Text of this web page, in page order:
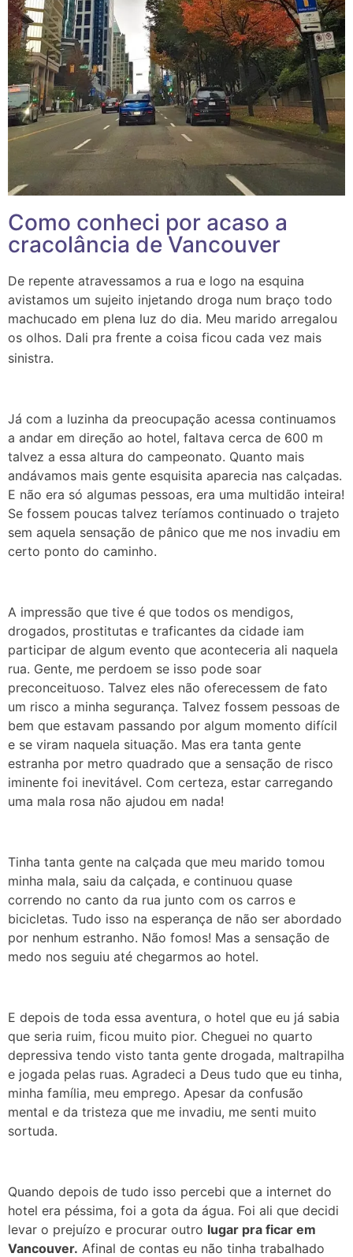
Como conheci por acaso a
cracolância de Vancouver
De repente atravessamos a rua e logo na esquina
avistamos um sujeito injetando droga num braço todo
machucado em plena luz do dia. Meu marido arregalou
os olhos. Dali pra frente a coisa ficou cada vez mais
sinistra.
Já com a luzinha da preocupação acessa continuamos
a andar em direção ao hotel, faltava cerca de 600 m
talvez a essa altura do campeonato. Quanto mais
andávamos mais gente esquisita aparecia nas calçadas.
E não era só algumas pessoas, era uma multidão inteira!
Se fossem poucas talvez teríamos continuado o trajeto
sem aquela sensação de pânico que me nos invadiu em
certo ponto do caminho.
A impressão que tive é que todos os mendigos,
drogados, prostitutas e traficantes da cidade iam
participar de algum evento que aconteceria ali naquela
rua. Gente, me perdoem se isso pode soar
preconceituoso. Talvez eles não oferecessem de fato
um risco a minha segurança. Talvez fossem pessoas de
bem que estavam passando por algum momento difícil
e se viram naquela situação. Mas era tanta gente
estranha por metro quadrado que a sensação de risco
iminente foi inevitável. Com certeza, estar carregando
uma mala rosa não ajudou em nada!
Tinha tanta gente na calçada que meu marido tomou
minha mala, saiu da calçada, e continuou quase
correndo no canto da rua junto com os carros e
bicicletas. Tudo isso na esperança de não ser abordado
por nenhum estranho. Não fomos! Mas a sensação de
medo nos seguiu até chegarmos ao hotel.
E depois de toda essa aventura, o hotel que eu já sabia
que seria ruim, ficou muito pior. Cheguei no quarto
depressiva tendo visto tanta gente drogada, maltrapilha
e jogada pelas ruas. Agradeci a Deus tudo que eu tinha,
minha família, meu emprego. Apesar da confusão
mental e da tristeza que me invadiu, me senti muito
sortuda.
Quando depois de tudo isso percebi que a internet do
hotel era péssima, foi a gota da água. Foi ali que decidi
levar o prejuízo e procurar outro lugar pra ficar em
Vancouver. Afinal de contas eu não tinha trabalhado